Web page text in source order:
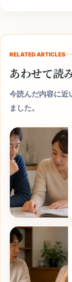
RELATED ARTICLES
あわせて読
今読んだ内容に近
ました。